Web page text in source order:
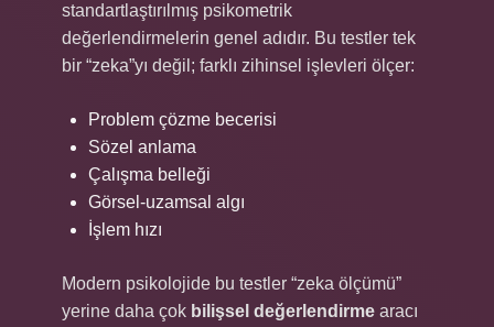
standartlaştırılmış psikometrik
değerlendirmelerin genel adıdır. Bu testler tek
bir “zeka”yı değil; farklı zihinsel işlevleri ölçer:
Problem çözme becerisi
Sözel anlama
Çalışma belleği
Görsel-uzamsal algı
İşlem hızı
Modern psikolojide bu testler “zeka ölçümü”
yerine daha çok bilişsel değerlendirme aracı